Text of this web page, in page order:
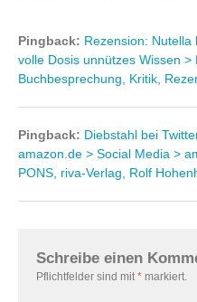
Pingback: Rezension:
volle Dosis unnützes Wissen
Buchbesprechung, Kritik,
Pingback: Diebstahl bei
amazon.de > Social Media >
PONS, riva-Verlag, Rolf
Schreibe einen
Pflichtfelder sind mit * markiert.